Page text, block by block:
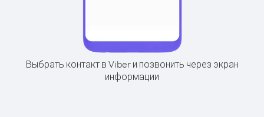
Выбрать контакт в Viber и позвонить через экран
информации